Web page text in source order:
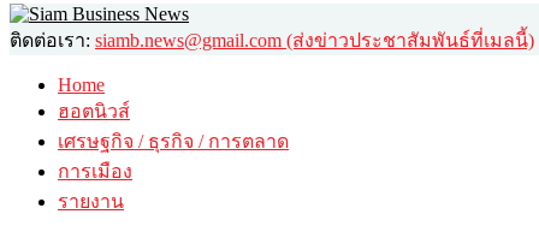
ติดต่อเรา: siamb.news@gmail.com (ส่งข่าวประชาสัมพันธ์ที่เมลนี้)
Home
ฮอตนิวส์
เศรษฐกิจ / ธุรกิจ / การตลาด
การเมือง
รายงาน